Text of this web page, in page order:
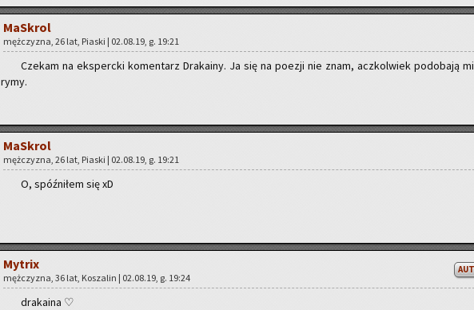
Ma­Skrol
męż­czy­zna, 26 lat, Pia­ski | 02.08.19, g. 19:21
Cze­kam na eks­perc­ki ko­men­tarz Dra­ka­iny. Ja się na po­ezji nie znam, acz­kol­wiek po­do­ba­ją
rymy.
Ma­Skrol
męż­czy­zna, 26 lat, Pia­ski | 02.08.19, g. 19:21
O, spóź­ni­łem się xD
My­trix
męż­czy­zna, 36 lat, Ko­sza­lin | 02.08.19, g. 19:24
dra­ka­ina ♡